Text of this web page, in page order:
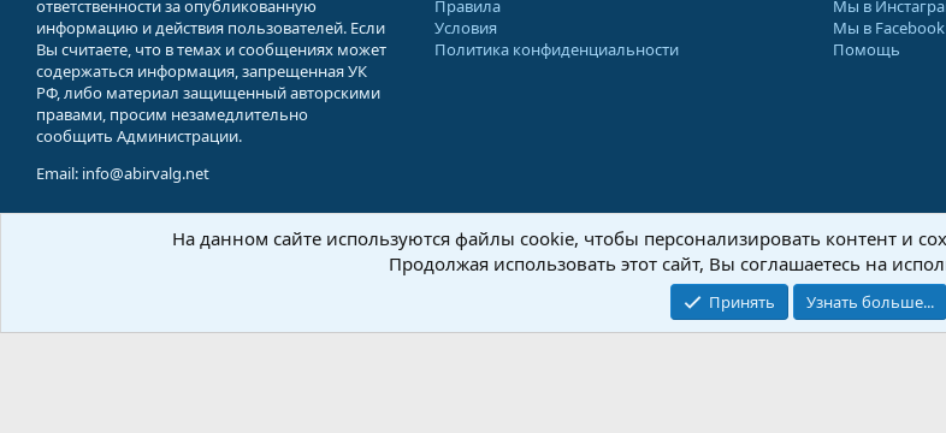
ответственности за опубликованную
информацию и действия пользователей. Если
Вы считаете, что в темах и сообщениях может
содержаться информация, запрещенная УК
РФ, либо материал защищенный авторскими
правами, просим незамедлительно
сообщить Администрации.
Email: info@abirvalg.net
Правила
Условия
Политика конфиденциальности
Мы в
Мы в Facebook
Помощь
© 2008-2026 Форум Абырвалг.нет - подводная охота, дайвинг,
На данном сайте используются файлы cookie, чтобы персонализировать контент и
Продолжая использовать этот сайт, Вы соглашаетесь на
Принять Узнать больше...